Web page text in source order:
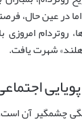
در عین حال،
روتردام
شهرت یافت.